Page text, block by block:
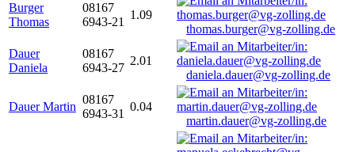
Burger
Thomas
08167
6943-21
1.09
thomas.burger@vg-zolling.de
Dauer
Daniela
08167
6943-27
2.01
daniela.dauer@vg-zolling.de
Dauer Martin
08167
6943-31
0.04
martin.dauer@vg-zolling.de